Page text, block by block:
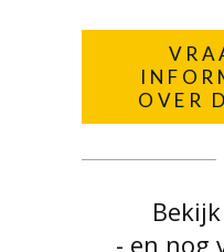
OVER
- en nog